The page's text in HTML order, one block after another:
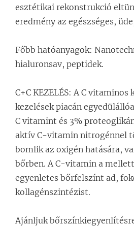
esztétikai rekonstrukció
eredmény az egészséges,
Főbb hatóanyagok:
hialuronsav, peptidek.
C+C KEZELÉS: A C
kezelések piacán
C vitamint és 3%
aktív C-vitamin nitrogénnel
bomlik az oxigén hatására,
bőrben. A C-vitamin a
egyenletes bőrfelszínt ad,
kollagénszintézist.
Ajánljuk